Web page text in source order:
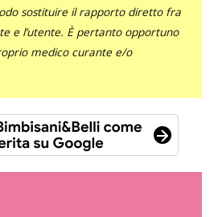
sostituire il rapporto diretto fra
e l’utente. È pertanto opportuno
medico curante e/o